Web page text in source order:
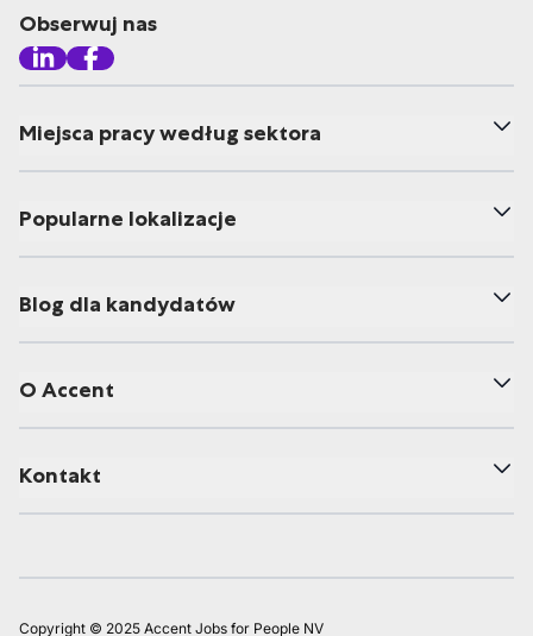
Obserwuj nas
Miejsca pracy według sektora
Popularne lokalizacje
Blog dla kandydatów
O Accent
Kontakt
Copyright © 2025 Accent Jobs for People NV